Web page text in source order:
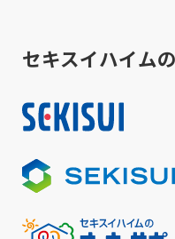
セキスイハイム